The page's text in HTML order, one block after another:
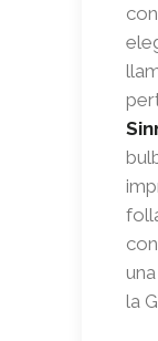
la